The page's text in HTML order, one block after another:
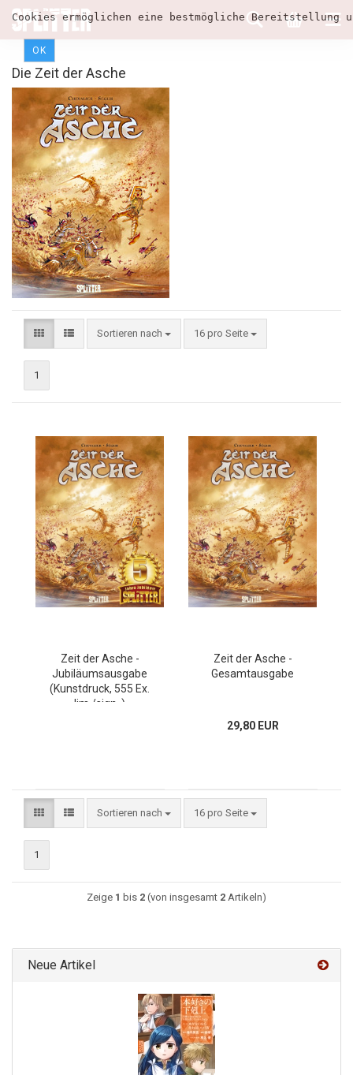
Cookies ermöglichen eine bestmögliche
OK
Die Zeit der Asche
Sortieren nach 16 pro Seite
1
Zeit der Asche -
Jubiläumsausgabe
(Kunstdruck, 555 Ex.
lim./sign. )
Zeit der Asche -
Gesamtausgabe
29,80 EUR
Sortieren nach 16 pro Seite
1
Zeige 1 bis 2 (von insgesamt 2 Artikeln)
Neue Artikel